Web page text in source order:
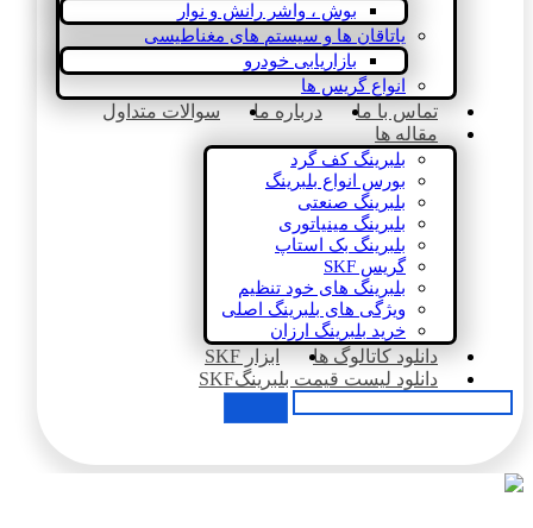
بوش ، واشر رانش و نوار
یاتاقان ها و سیستم های مغناطیسی
بازاریابی خودرو
انواع گریس ها
تماس با ما درباره ما
سوالات متداول
مقاله ها
بلبرینگ کف گرد
بورس انواع بلبرینگ
بلبرینگ صنعتی
بلبرینگ مینیاتوری
بلبرینگ بک استاپ
گریس SKF
بلبرینگ های خود تنظیم
ویژگی های بلبرینگ اصلی
خرید بلبرینگ ارزان
دانلود کاتالوگ ها
ابزار SKF
دانلود لیست قیمت بلبرینگSKF